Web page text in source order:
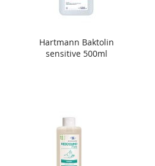
Hartmann Baktolin
sensitive 500ml